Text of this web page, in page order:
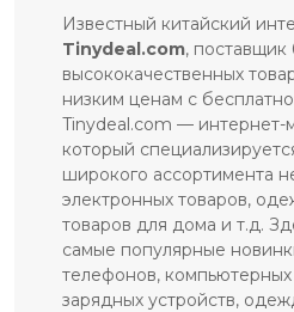
Известный китайский
Tinydeal.com,
высококачественных
низким ценам с
Tinydeal.com — интернет-
который
широкого ассортимента
электронных товаров,
товаров для дома и т.д.
самые популярные
телефонов, компьютерных
зарядных устройств,